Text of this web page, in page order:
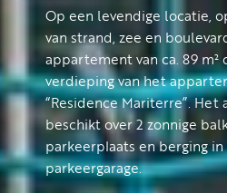
Op een levendige locatie,
van strand, zee en
appartement van ca. 89 m²
verdieping van het
“Residence Mariterre”.
beschikt over 2 zonnige
parkeerplaats en berging
parkeergarage.